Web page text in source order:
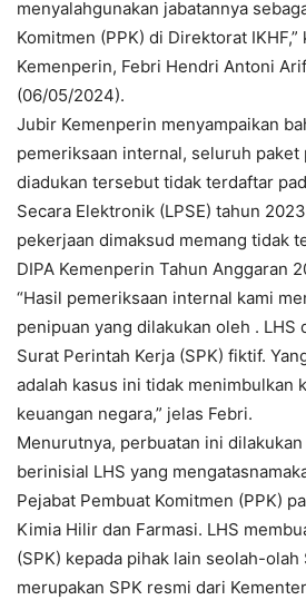
menyalahgunakan jabatannya
Komitmen (PPK) di Direktorat
Kemenperin, Febri Hendri Antoni
(06/05/2024).
Jubir Kemenperin menyampaikan
pemeriksaan internal, seluruh paket
diadukan tersebut tidak terdaftar
Secara Elektronik (LPSE) tahun
pekerjaan dimaksud memang tidak
DIPA Kemenperin Tahun Anggaran
“Hasil pemeriksaan internal kami
penipuan yang dilakukan oleh . LHS
Surat Perintah Kerja (SPK) fiktif.
adalah kasus ini tidak menimbulkan
keuangan negara,” jelas Febri.
Menurutnya, perbuatan ini
berinisial LHS yang
Pejabat Pembuat Komitmen (PPK)
Kimia Hilir dan Farmasi. LHS
(SPK) kepada pihak lain seolah-
merupakan SPK resmi dari